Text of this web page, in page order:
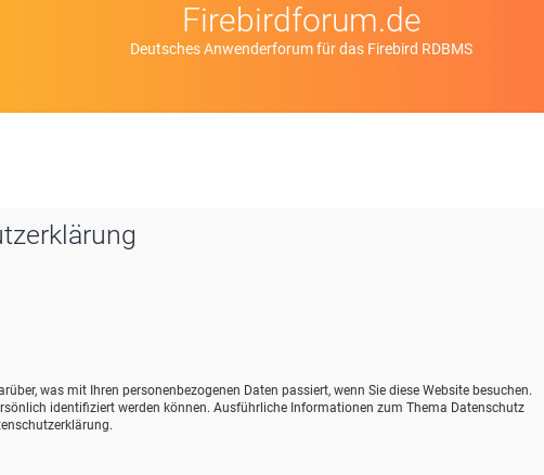
Firebirdforum.de
Deutsches Anwenderforum für das Firebird RDBMS
was mit Ihren personenbezogenen Daten passiert, wenn Sie diese Website besuchen.
identifiziert werden können. Ausführliche Informationen zum Thema Datenschutz